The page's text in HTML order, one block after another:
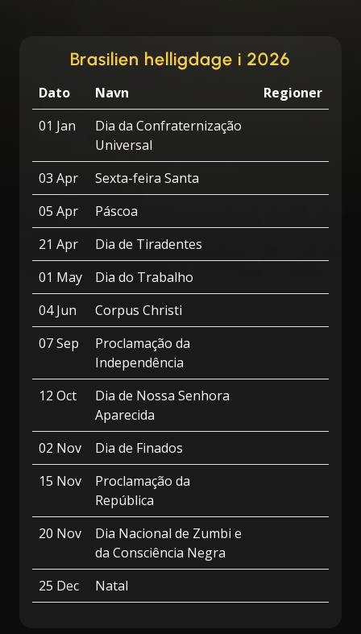
Brasilien helligdage i 2026
Dato Navn
Regioner
01 Jan
Dia da Confraternização
Universal
03 Apr
Sexta-feira Santa
05 Apr
Páscoa
21 Apr
Dia de Tiradentes
01 May
Dia do Trabalho
04 Jun
Corpus Christi
07 Sep
Proclamação da
Independência
12 Oct
Dia de Nossa Senhora
Aparecida
02 Nov
Dia de Finados
15 Nov
Proclamação da
República
20 Nov
Dia Nacional de Zumbi e
da Consciência Negra
25 Dec
Natal